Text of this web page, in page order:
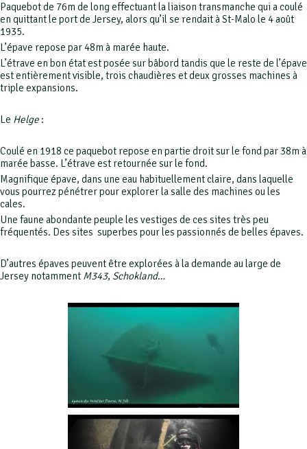
Paquebot de 76m de long effectuant la liaison transmanche qui a coulé
en quittant le port de Jersey, alors qu’il se rendait à St-Malo le 4 août
1935.
L’épave repose par 48m à marée haute.
L’étrave en bon état est posée sur bâbord tandis que le reste de l’épave
est entièrement visible, trois chaudières et deux grosses machines à
triple expansions.
Le Helge :
Coulé en 1918 ce paquebot repose en partie droit sur le fond par 38m à
marée basse. L’étrave est retournée sur le fond.
Magnifique épave, dans une eau habituellement claire, dans laquelle
vous pourrez pénétrer pour explorer la salle des machines ou les
cales.
Une faune abondante peuple les vestiges de ces sites très peu
fréquentés. Des sites superbes pour les passionnés de belles épaves.
D’autres épaves peuvent être explorées à la demande au large de
Jersey notamment M343, Schokland…